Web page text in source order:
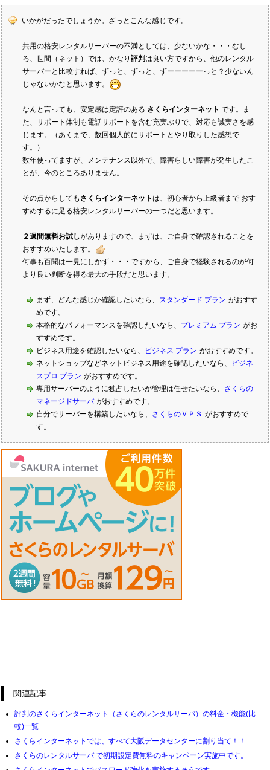
いかがだったでしょうか。ざっとこんな感じです。
共用の格安レンタルサーバーの不満としては、少ないかな・・・むし
ろ、世間（ネット）では、かなり 評判は良い方ですから、他のレンタル
サーバーと比較すれば、ずっと、ずっと、ずーーーーーっと？少ないん
じゃないかなと思います。
なんと言っても、安定感は定評のある さくらインターネット です。ま
た、サポート体制も電話サポートを含む充実ぶりで、対応も誠実さを感
じます。（あくまで、数回個人的にサポートとやり取りした感想で
す。）
数年使ってますが、メンテナンス以外で、障害らしい障害が発生したこ
とが、今のところありません。
その点からしても さくらインターネットは、初心者から上級者まで おす
すめするに足る格安レンタルサーバーの一つだと思います。
２週間無料お試しがありますので、まずは、ご自身で確認されることを
おすすめいたします。
何事も百聞は一見にしかず・・・ですから、ご自身で経験されるのが何
より良い判断を得る最大の手段だと思います。
まず、どんな感じか確認したいなら、 スタンダード プラン がおすす
めです。
本格的なパフォーマンスを確認したいなら、 プレミアム プラン がお
すすめです。
ビジネス用途を確認したいなら、
ビジネス プラン がおすすめです。
ネットショップなどネットビジネス用途を確認したいなら、
ビジネ
スプロ プラン がおすすめです。
専用サーバーのように独占したいが管理は任せたいなら、 さくらの
マネージドサーバ がおすすめです。
自分でサーバーを構築したいなら、 さくらのＶＰＳ がおすすめで
す。
関連記事
評判のさくらインターネット（さくらのレンタルサーバ）の料金・機能(比
較)一覧
さくらインターネットでは、すべて大阪データセンターに割り当て！！
さくらのレンタルサーバ で初期設定費無料のキャンペーン実施中です。